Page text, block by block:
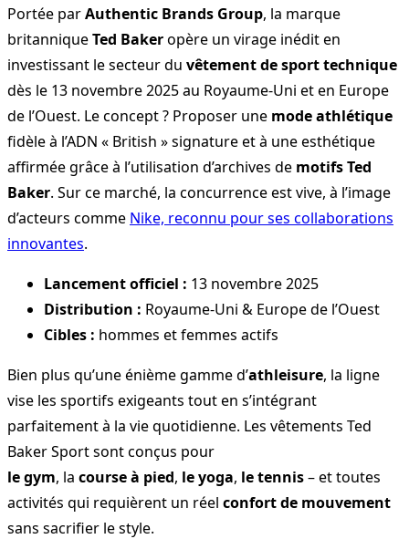
Portée parAuthentic Brands Group, la marque
britanniqueTed Bakeropère un virage inédit en
investissant le secteur du vêtement de sport technique
dès le 13 novembre 2025 au Royaume-Uni et en Europe
de l’Ouest. Le concept ? Proposer une mode athlétique
fidèle à l’ADN « British » signature et à une esthétique
affirmée grâce à l’utilisation d’archives de motifs Ted
Baker. Sur ce marché, la concurrence est vive, à l’image
d’acteurs comme Nike, reconnu pour ses collaborations
innovantes.
Lancement officiel : 13 novembre 2025
Distribution : Royaume-Uni & Europe de l’Ouest
Cibles : hommes et femmes actifs
Bien plus qu’une énième gamme d’athleisure, la ligne
vise les sportifs exigeants tout en s’intégrant
parfaitement à la vie quotidienne. Les vêtements Ted
Baker Sport sont conçus pour
le gym, la course à pied, le yoga, le tennis– et toutes
activités qui requièrent un réel confort de mouvement
sans sacrifier le style.